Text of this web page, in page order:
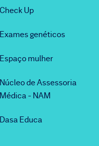
Check Up
Exames genéticos
Espaço mulher
Núcleo de Assessoria
Médica - NAM
Dasa Educa